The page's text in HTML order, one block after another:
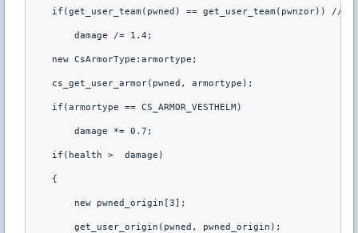
if(get_user_team(pwned) == get_user_team(pwnzor)) //
        damage /= 1.4;
    new CsArmorType:armortype;
    cs_get_user_armor(pwned, armortype);
    if(armortype == CS_ARMOR_VESTHELM)
        damage *= 0.7;
    if(health >  damage)
    {
        new pwned_origin[3];
        get_user_origin(pwned, pwned_origin);